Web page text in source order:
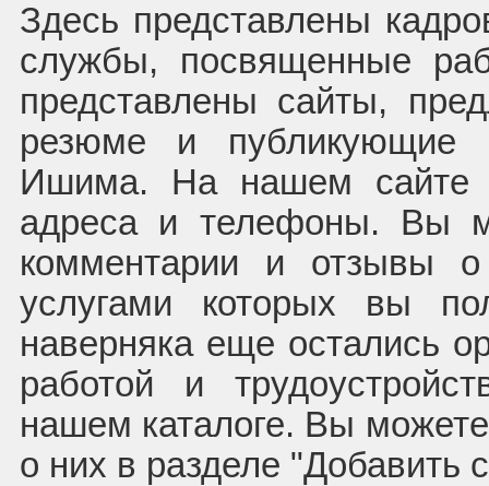
Здесь представлены
службы, посвященные
представлены сайты,
резюме и публикующие
Ишима. На нашем сайте
адреса и телефоны. Вы
комментарии и отзывы о
услугами которых вы
наверняка еще остались
работой и
нашем каталоге. Вы
о них в разделе "Добавить